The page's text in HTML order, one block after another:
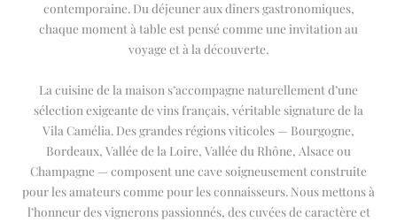
contemporaine. Du déjeuner aux dîners gastronomiques,
chaque moment à table est pensé comme une invitation au
voyage et à la découverte.
La cuisine de la maison s’accompagne naturellement d’une
sélection exigeante de vins français, véritable signature de la
Vila Camélia. Des grandes régions viticoles — Bourgogne,
Bordeaux, Vallée de la Loire, Vallée du Rhône, Alsace ou
Champagne — composent une cave soigneusement construite
pour les amateurs comme pour les connaisseurs. Nous mettons à
l’honneur des vignerons passionnés, des cuvées de caractère et